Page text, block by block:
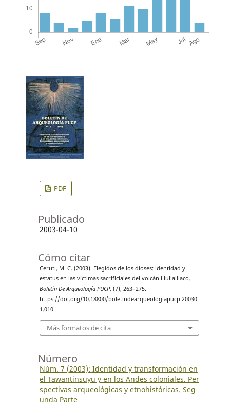
PDF
Publicado
2003-04-10
Cómo citar
Ceruti, M. C. (2003). Elegidos de los dioses: identidad y
estatus en las víctimas sacrificiales del volcán Llullaillaco.
Boletín De Arqueología PUCP, (7), 263–275.
https://doi.org/10.18800/boletindearqueologiapucp.20030
1.010
Más formatos de cita
Número
Núm. 7 (2003): Identidad y transformación en
el Tawantinsuyu y en los Andes coloniales. Per
spectivas arqueológicas y etnohistóricas. Seg
unda Parte